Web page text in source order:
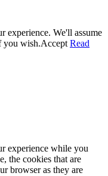
experience. We'll assume
you wish.Accept Read
experience while you
the cookies that are
browser as they are